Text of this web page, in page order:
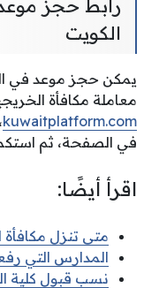
رابط حجز
الكويت
يمكن حجز موعد في
معاملة مكافأة
kuwaitplatform.com
في الصفحة، ثم
اقرأ أيضًا:
متى تنزل مكافأة
المدارس التي رفعت
نسب قبول كلية